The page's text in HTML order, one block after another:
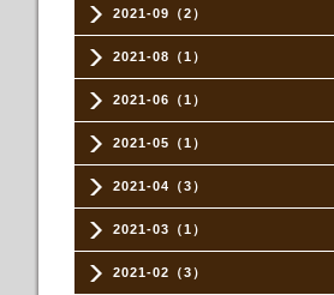
2021-09（2）
2021-08（1）
2021-06（1）
2021-05（1）
2021-04（3）
2021-03（1）
2021-02（3）